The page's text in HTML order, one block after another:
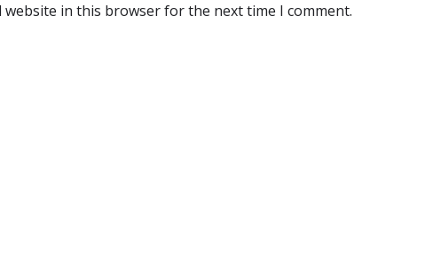
website in this browser for the next time I comment.